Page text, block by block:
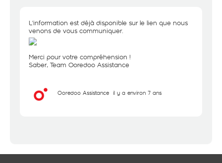
L'information est déjà disponible sur le lien que nous
venons de vous communiquer.
Merci pour votre compréhension !
Saber, Team Ooredoo Assistance
Ooredoo Assistance il y a environ 7 ans